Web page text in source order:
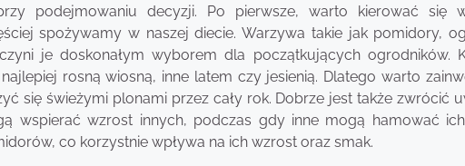
podejmowaniu decyzji. Po pierwsze, warto kierować się
spożywamy w naszej diecie. Warzywa takie jak pomidory,
je doskonałym wyborem dla początkujących ogrodników.
rosną wiosną, inne latem czy jesienią. Dlatego warto
się świeżymi plonami przez cały rok. Dobrze jest także zwrócić
wspierać wzrost innych, podczas gdy inne mogą hamować
co korzystnie wpływa na ich wzrost oraz smak.